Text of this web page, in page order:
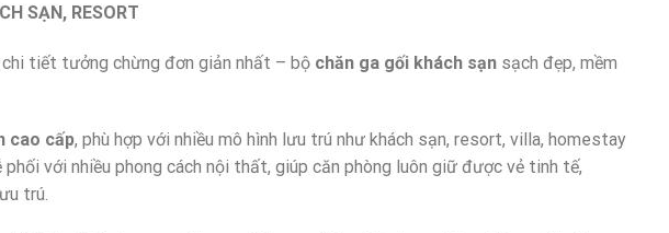
SẠN, RESORT
tiết tưởng chừng đơn giản nhất – bộ chăn ga gối khách sạn sạch đẹp, mềm
cao cấp, phù hợp với nhiều mô hình lưu trú như khách sạn, resort, villa, homestay
với nhiều phong cách nội thất, giúp căn phòng luôn giữ được vẻ tinh tế,
trú.